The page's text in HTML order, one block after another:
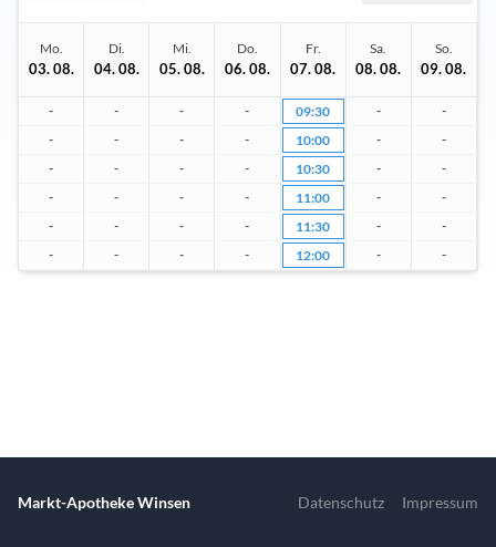
Mo.
03. 08.
Di.
04. 08.
Mi.
05. 08.
Do.
06. 08.
Fr.
07. 08.
Sa.
08. 08.
So.
09. 08.
- - - - 09:30 -
-
-
- - - 10:00 -
-
-
- - - 10:30 -
-
-
- - - 11:00 -
-
-
- - - 11:30 -
-
-
- - - 12:00 - -
Markt-Apotheke Winsen Datenschutz Impressum